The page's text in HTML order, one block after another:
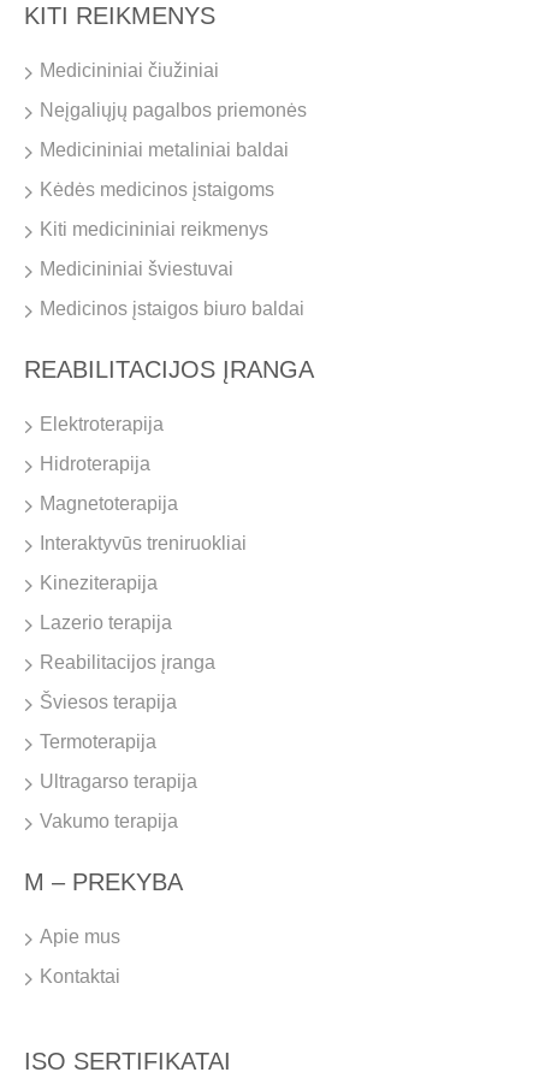
KITI REIKMENYS
Medicininiai čiužiniai
Neįgaliųjų pagalbos priemonės
Medicininiai metaliniai baldai
Kėdės medicinos įstaigoms
Kiti medicininiai reikmenys
Medicininiai šviestuvai
Medicinos įstaigos biuro baldai
REABILITACIJOS ĮRANGA
Elektroterapija
Hidroterapija
Magnetoterapija
Interaktyvūs treniruokliai
Kineziterapija
Lazerio terapija
Reabilitacijos įranga
Šviesos terapija
Termoterapija
Ultragarso terapija
Vakumo terapija
M – PREKYBA
Apie mus
Kontaktai
ISO SERTIFIKATAI